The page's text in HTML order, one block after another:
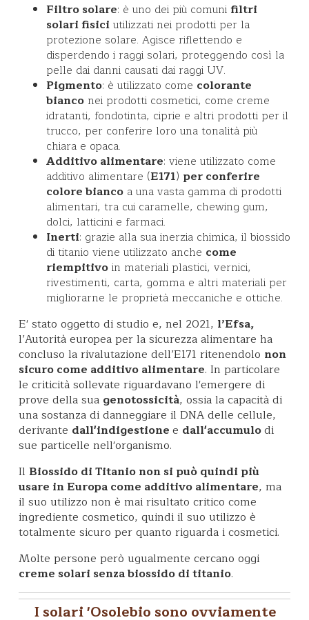
Filtro solare: è uno dei più comunifiltri
solari fisiciutilizzati nei prodotti per la
protezione solare. Agisce riflettendo e
disperdendo i raggi solari, proteggendo così la
pelle dai danni causati dai raggi UV.
Pigmento: è utilizzato come colorante
bianco nei prodotti cosmetici, come creme
idratanti, fondotinta, ciprie e altri prodotti per il
trucco, per conferire loro una tonalità più
chiara e opaca.
Additivo alimentare: viene utilizzato come
additivo alimentare (E171) per conferire
colore bianco a una vasta gamma di prodotti
alimentari, tra cui caramelle, chewing gum,
dolci, latticini e farmaci.
Inerti: grazie alla sua inerzia chimica, il biossido
di titanio viene utilizzato anche come
riempitivoin materiali plastici, vernici,
rivestimenti, carta, gomma e altri materiali per
migliorarne le proprietà meccaniche e ottiche.
E' stato oggetto di studio e, nel 2021, l’Efsa,
l’Autorità europea per la sicurezza alimentare ha
concluso la rivalutazione dell’E171 ritenendolo non
sicuro come additivo alimentare. In particolare
le criticità sollevate riguardavano l'emergere di
prove della sua genotossicità, ossia la capacità di
una sostanza di danneggiare il DNA delle cellule,
derivante dall'indigestionee dall'accumulodi
sue particelle nell'organismo.
Il Biossido di Titanio non si può quindi più
usare in Europa come additivo alimentare, ma
il suo utilizzo non è mai risultato critico come
ingrediente cosmetico, quindi il suo utilizzo è
totalmente sicuro per quanto riguarda i cosmetici.
Molte persone però ugualmente cercano oggi
creme solari senza biossido di titanio.
I solari 'Osolebio sono ovviamente